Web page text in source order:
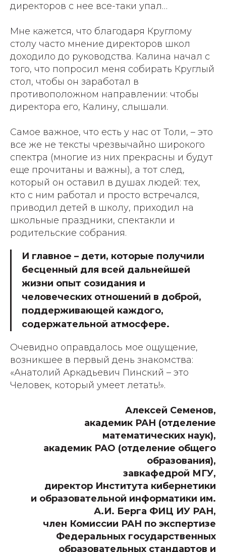
директоров с нее все-таки упал…
Мне кажется, что благодаря Круглому
столу часто мнение директоров школ
доходило до руководства. Калина начал с
того, что попросил меня собирать Круглый
стол, чтобы он заработал в
противоположном направлении: чтобы
директора его, Калину, слышали.
Самое важное, что есть у нас от Толи, – это
все же не тексты чрезвычайно широкого
спектра (многие из них прекрасны и будут
еще прочитаны и важны), а тот след,
который он оставил в душах людей: тех,
кто с ним работал и просто встречался,
приводил детей в школу, приходил на
школьные праздники, спектакли и
родительские собрания.
И главное – дети, которые получили
бесценный для всей дальнейшей
жизни опыт созидания и
человеческих отношений в доброй,
поддерживающей каждого,
содержательной атмосфере.
Очевидно оправдалось мое ощущение,
возникшее в первый день знакомства:
«Анатолий Аркадьевич Пинский – это
Человек, который умеет летать!».
Алексей Семенов,
академик РАН (отделение
математических наук),
академик РАО (отделение общего
образования),
завкафедрой МГУ,
директор Института кибернетики
и образовательной информатики им.
А.И. Берга ФИЦ ИУ РАН,
член Комиссии РАН по экспертизе
Федеральных государственных
образовательных стандартов и